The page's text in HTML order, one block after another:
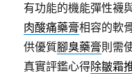
有功能的機能彈性襪
肉酸痛藥膏相容的軟
供優質腳臭藥膏則需
真實評鑑心得除皺霜